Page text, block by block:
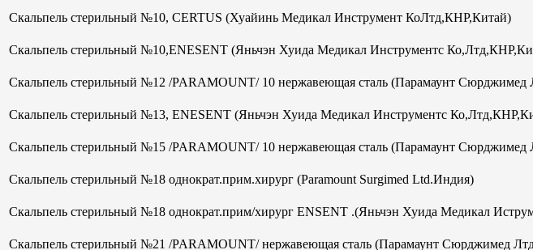
Скальпель стерильный №10, CERTUS (Хуайинь Медикал Инструмент КоЛтд,КНР,Китай)
Скальпель стерильный №10,ENESENT (Яньчэн Хуида Медикал Инструментс
Скальпель стерильный №12 /PARAMOUNT/ 10 нержавеющая сталь (Парамаунт Сюрджимед
Скальпель стерильный №13, ENESENT (Яньчэн Хуида Медикал Инструментс
Скальпель стерильный №15 /PARAMOUNT/ 10 нержавеющая сталь (Парамаунт Сюрджимед
Скальпель стерильный №18 однократ.прим.хирург (Paramount Surgimed Ltd.Индия)
Скальпель стерильный №18 однократ.прим/хирург ENSENT .(Яньчэн Хуида Медикал
Скальпель стерильный №21 /PARAMOUNT/ нержавеющая сталь (Парамаунт Сюрджимед